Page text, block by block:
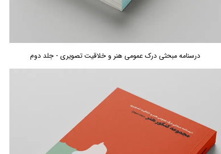
درسنامه مبحثی درک عمومی هنر و خلاقیت تصویری - جلد دوم